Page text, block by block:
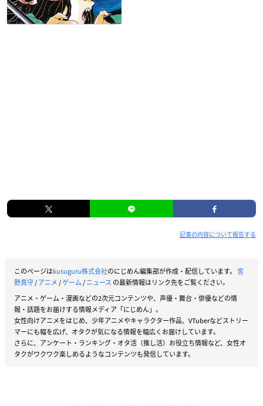
記事の内容について報告する
このページはkusuguru株式会社のにじめん編集部が作成・配信しています。 宮
野真守/アニメ/ゲーム/ニュース の最新情報はリンク先をご覧ください。
アニメ・ゲーム・漫画などの2次元コンテンツや、声優・舞台・俳優などの情
報・話題をお届けする情報メディア「にじめん」。
女性向けアニメをはじめ、少年アニメやキャラクター作品、VTuberなどストリー
マーにも幅を広げ、オタクが気になる情報を幅広くお届けしています。
さらに、アンケート・ランキング・オタ活（推し活）お役立ち情報など、女性オ
タクがワクワク楽しめるようなコンテンツも発信しています。